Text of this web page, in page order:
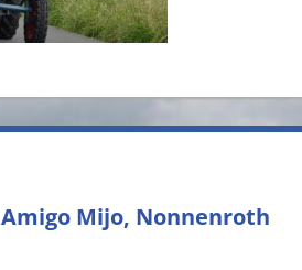
Mijo, Nonnenroth